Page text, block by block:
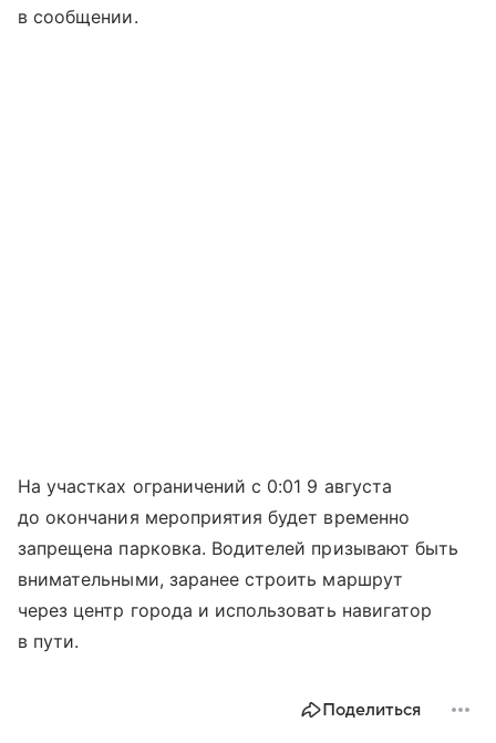
в сообщении.
На участках ограничений с 0:01 9 августа
до окончания мероприятия будет временно
запрещена парковка. Водителей призывают быть
внимательными, заранее строить маршрут
через центр города и использовать навигатор
в пути.
Поделиться